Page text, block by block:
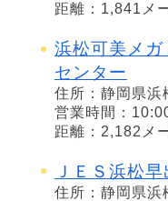
距離：1,841メ
浜松可美メガ
センター
住所：静岡県浜
営業時間：
距離：2,182メ
ＪＥＳ浜松早
住所：静岡県浜